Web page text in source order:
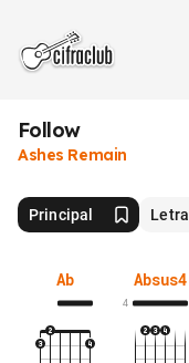
Follow
Ashes Remain
Principal Letra
Ab Absus4
4